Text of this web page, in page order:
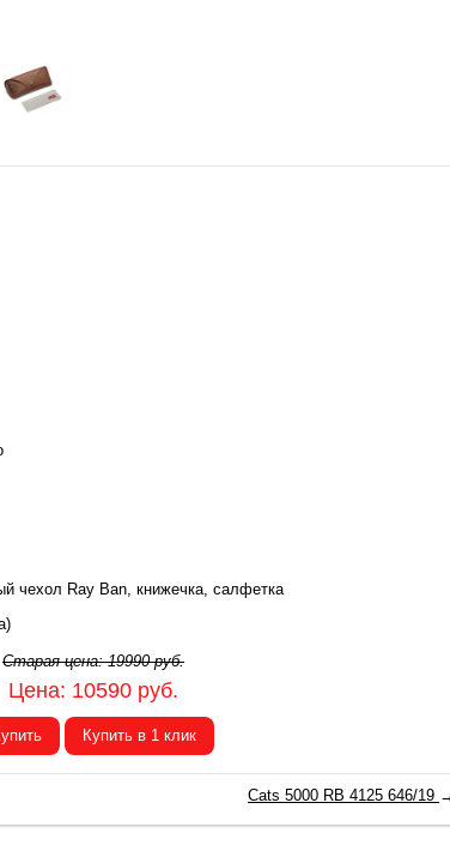
чехол Ray Ban, книжечка, салфетка
Старая цена:19990руб.
Цена: 10590 руб.
Купить в 1 клик
Cats 5000 RB 4125 646/19